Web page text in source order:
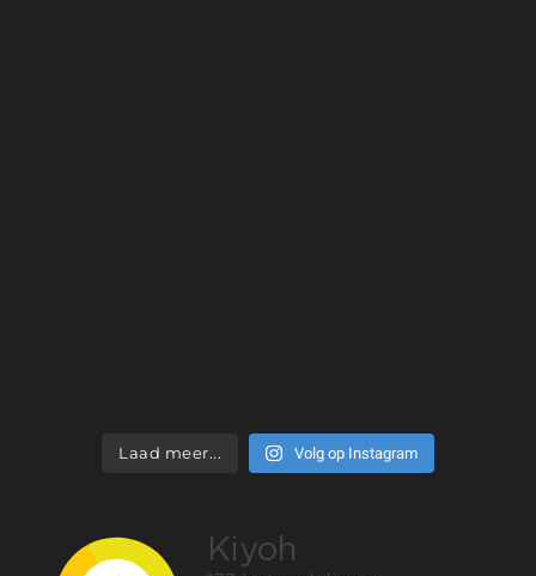
Laad meer... Volg op Instagram